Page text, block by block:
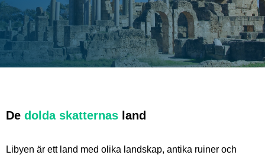
De dolda skatternas land
Libyen är ett land med olika landskap, antika ruiner och